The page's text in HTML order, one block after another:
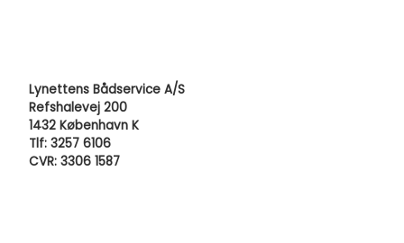
Lynettens Bådservice A/S
Refshalevej 200
1432 København K
Tlf: 3257 6106
CVR: 3306 1587